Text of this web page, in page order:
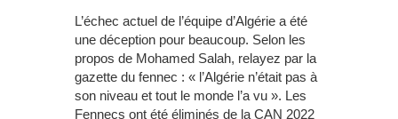
L’échec actuel de l’équipe d’Algérie a été
une déception pour beaucoup. Selon les
propos de Mohamed Salah, relayez par la
gazette du fennec : « l’Algérie n’était pas à
son niveau et tout le monde l’a vu ». Les
Fennecs ont été éliminés de la CAN 2022